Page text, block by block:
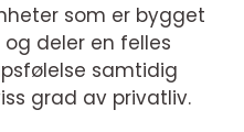
som er bygget
deler en felles
samtidig
grad av privatliv.